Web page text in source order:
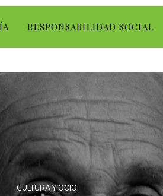
RESPONSABILIDAD SOCIAL
CULTURA Y OCIO